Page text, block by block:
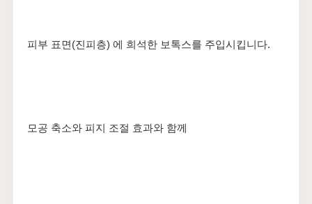
​피부 표면(진피층) 에 희석한 보톡스를 주입시킵니다.
​모공 축소와 피지 조절 효과와 함께